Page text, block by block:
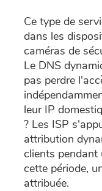
Ce type de
dans les
caméras de
Le DNS
pas perdre
leur IP
? Les ISP
attribution
clients
cette période,
attribuée.